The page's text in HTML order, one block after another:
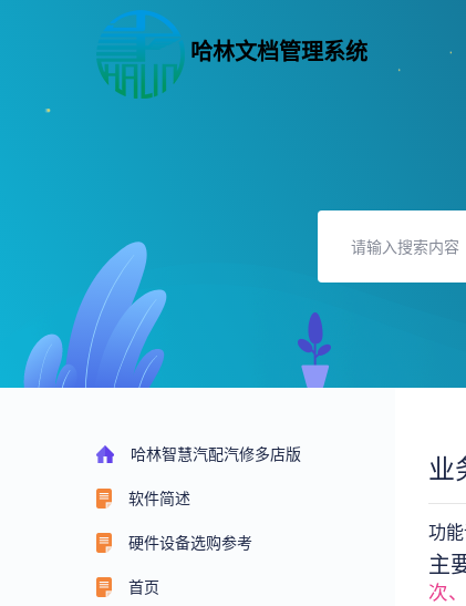
哈林文档管理系统
哈林智慧汽配汽修多店版
软件简述
硬件设备选购参考
首页
业
功
主
次